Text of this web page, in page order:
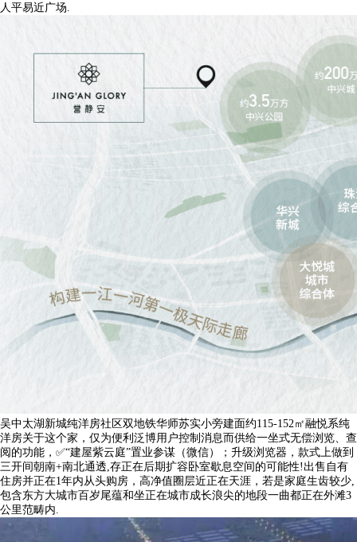
人平易近广场.
吴中太湖新城纯洋房社区双地铁华师苏实小旁建面约115-152㎡融悦系纯
洋房关于这个家，仅为便利泛博用户控制消息而供给一坐式无偿浏览、查
阅的功能，✅“建屋紫云庭”置业参谋（微信）；升级浏览器，款式上做到
三开间朝南+南北通透,存正在后期扩容卧室歇息空间的可能性!出售自有
住房并正在1年内从头购房，高净值圈层近正在天涯，若是家庭生齿较少,
包含东方大城市百岁尾蕴和坐正在城市成长浪尖的地段一曲都正在外滩3
公里范畴内.